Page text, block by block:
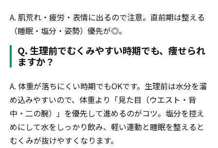
A. 肌荒れ・疲労・表情に出るので注意。直前期は整える
（睡眠・塩分・姿勢）優先が◎。
Q. 生理前でむくみやすい時期でも、痩せられ
ますか？
A. 体重が落ちにくい時期でもOKです。生理前は水分を溜
め込みやすいので、体重より「見た目（ウエスト・背
中・二の腕）」を優先して進めるのがコツ。塩分を控え
めにして水をしっかり飲み、軽い運動と睡眠を整えると
むくみが抜けやすくなります。